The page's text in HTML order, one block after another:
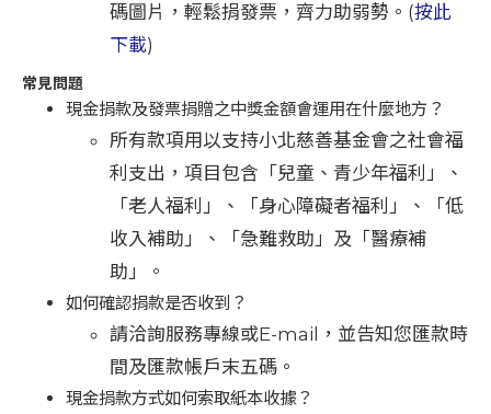
碼圖片，輕鬆捐發票，齊力助弱勢。(按此
下載)
常見問題
現金捐款及發票捐贈之中獎金額會運用在什麼地方？
所有款項用以支持小北慈善基金會之社會福
利支出，項目包含「兒童、青少年福利」、
「老人福利」、「身心障礙者福利」、「低
收入補助」、「急難救助」及「醫療補
助」。
如何確認捐款是否收到？
請洽詢服務專線或E-mail，並告知您匯款時
間及匯款帳戶末五碼。
現金捐款方式如何索取紙本收據？